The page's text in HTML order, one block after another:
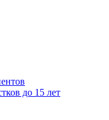
до 15 лет